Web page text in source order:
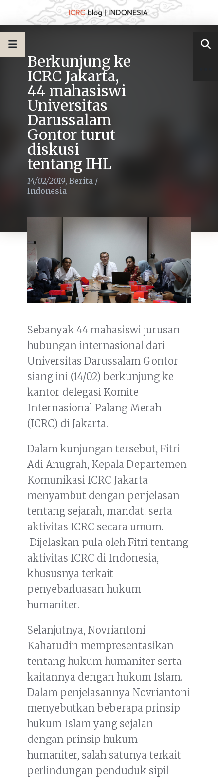
Berkunjung ke
ICRC Jakarta,
44 mahasiswi
Universitas
Darussalam
Gontor turut
diskusi
tentang IHL
14/02/2019, Berita /
Indonesia
Sebanyak 44 mahasiswi jurusan
hubungan internasional dari
Universitas Darussalam Gontor
siang ini (14/02) berkunjung ke
kantor delegasi Komite
Internasional Palang Merah
(ICRC) di Jakarta.
Dalam kunjungan tersebut, Fitri
Adi Anugrah, Kepala Departemen
Komunikasi ICRC Jakarta
menyambut dengan penjelasan
tentang sejarah, mandat, serta
aktivitas ICRC secara umum.
Dijelaskan pula oleh Fitri tentang
aktivitas ICRC di Indonesia,
khususnya terkait
penyebarluasan hukum
humaniter.
Selanjutnya, Novriantoni
Kaharudin mempresentasikan
tentang hukum humaniter serta
kaitannya dengan hukum Islam.
Dalam penjelasannya Novriantoni
menyebutkan beberapa prinsip
hukum Islam yang sejalan
dengan prinsip hukum
humaniter, salah satunya terkait
perlindungan penduduk sipil